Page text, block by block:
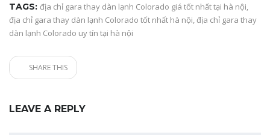
TAGS: địa chỉ gara thay dàn lạnh Colorado giá tốt nhất tại hà nội
địa chỉ gara thay dàn lạnh Colorado tốt nhất hà nội địa chỉ gara thay
dàn lạnh Colorado uy tín tại hà nội
SHARE THIS
LEAVE A REPLY